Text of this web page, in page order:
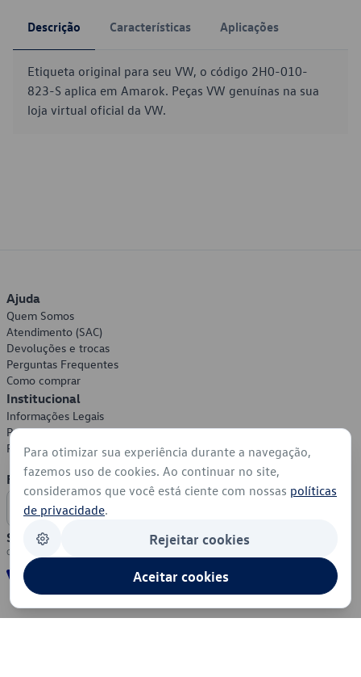
Descrição Características Aplicações
Etiqueta original para seu VW, o código 2H0-010-
823-S aplica em Amarok. Peças VW genuínas na sua
loja virtual oficial da VW.
Ajuda
Quem Somos
Atendimento (SAC)
Devoluções e trocas
Perguntas Frequentes
Como comprar
Institucional
Informações Legais
Política de Privacidade
Política de Cookies
Formas de Pagamento
Segurança
Para otimizar sua experiência durante a navegação,
fazemos uso de cookies. Ao continuar no site,
consideramos que você está ciente com nossas políticas
de privacidade.
Rejeitar cookies
Aceitar cookies